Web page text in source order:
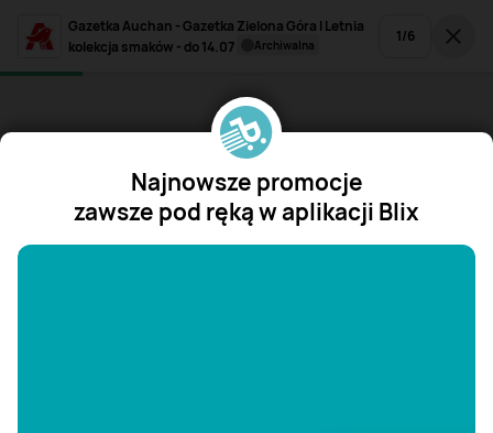
Gazetka Auchan - Gazetka Zielona Góra I Letnia
kolekcja smaków - do 14.07
archiwalna 1/6
Najnowsze promocje
zawsze pod ręką w aplikacji Blix
"/>